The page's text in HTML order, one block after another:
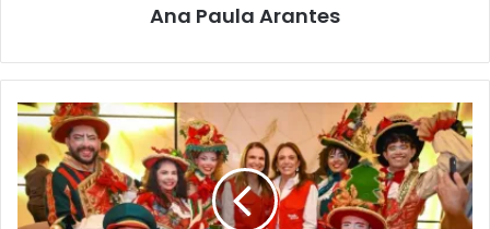
Ana Paula Arantes